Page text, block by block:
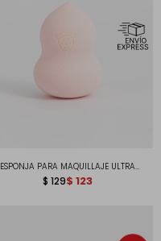
ESPONJA PARA MAQUILLAJE ULTRA
SUAVE CON DISEÑO DE FRUTILLA IT'S
$ 129$ 123